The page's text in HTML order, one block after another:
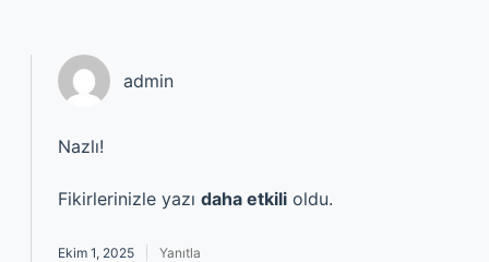
admin
Nazlı!
Fikirlerinizle yazı daha etkili oldu.
Ekim 1, 2025 Yanıtla